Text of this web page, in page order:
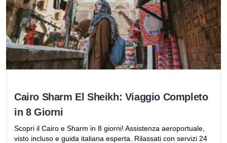
Cairo Sharm El Sheikh: Viaggio Completo
in 8 Giorni
Scopri il Cairo e Sharm in 8 giorni! Assistenza aeroportuale,
visto incluso e guida italiana esperta. Rilassati con servizi 24